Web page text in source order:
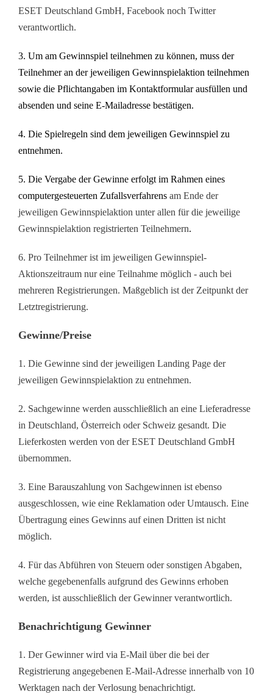
ESET Deutschland GmbH, Facebook noch Twitter
verantwortlich.
3. Um am Gewinnspiel teilnehmen zu können, muss der
Teilnehmer an der jeweiligen Gewinnspielaktion teilnehmen
sowie die Pflichtangaben im Kontaktformular ausfüllen und
absenden und seine E-Mailadresse bestätigen.
4. Die Spielregeln sind dem jeweiligen Gewinnspiel zu
entnehmen.
5. Die Vergabe der Gewinne erfolgt im Rahmen eines
computergesteuerten Zufallsverfahrens am Ende der
jeweiligen Gewinnspielaktion unter allen für die jeweilige
Gewinnspielaktion registrierten Teilnehmern.
6. Pro Teilnehmer ist im jeweiligen Gewinnspiel-
Aktionszeitraum nur eine Teilnahme möglich - auch bei
mehreren Registrierungen. Maßgeblich ist der Zeitpunkt der
Letztregistrierung.
Gewinne/Preise
1. Die Gewinne sind der jeweiligen Landing Page der
jeweiligen Gewinnspielaktion zu entnehmen.
2. Sachgewinne werden ausschließlich an eine Lieferadresse
in Deutschland, Österreich oder Schweiz gesandt. Die
Lieferkosten werden von der ESET Deutschland GmbH
übernommen.
3. Eine Barauszahlung von Sachgewinnen ist ebenso
ausgeschlossen, wie eine Reklamation oder Umtausch. Eine
Übertragung eines Gewinns auf einen Dritten ist nicht
möglich.
4. Für das Abführen von Steuern oder sonstigen Abgaben,
welche gegebenenfalls aufgrund des Gewinns erhoben
werden, ist ausschließlich der Gewinner verantwortlich.
Benachrichtigung Gewinner
1. Der Gewinner wird via E-Mail über die bei der
Registrierung angegebenen E-Mail-Adresse innerhalb von 10
Werktagen nach der Verlosung benachrichtigt.